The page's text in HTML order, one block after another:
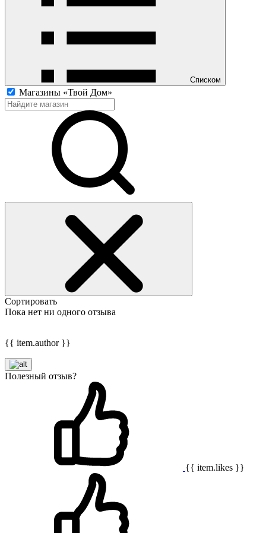
Списком
Магазины «Твой Дом»
Сортировать
Пока нет ни одного отзыва
{{ item.author }}
Полезный отзыв?
{{ item.likes }}